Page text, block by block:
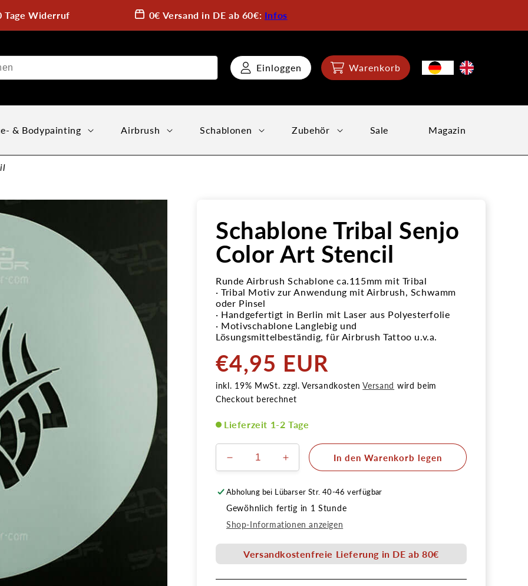
Tage Widerruf 0€ Versand in DE ab 60€: Infos
Einloggen Warenkorb
& Bodypainting Airbrush Schablonen Zubehör Sale Magazin
Schablone Tribal Senjo
Color Art Stencil
Runde Airbrush Schablone ca.115mm mit Tribal
· Tribal Motiv zur Anwendung mit Airbrush, Schwamm
oder Pinsel
· Handgefertigt in Berlin mit Laser aus Polyesterfolie
· Motivschablone Langlebig und
Lösungsmittelbeständig, für Airbrush Tattoo u.v.a.
Normaler
Preis
€4,95 EUR
inkl. 19% MwSt. zzgl. VersandkostenVersand wird beim
Checkout berechnet
Lieferzeit 1-2 Tage
Verringere
die
Menge
Schablone
Tribal
Color
Art
Erhöhe
die
Menge
Schablone
Tribal
Color
Art
In den Warenkorb legen
Abholung bei Lübarser Str. 40-46 verfügbar
Gewöhnlich fertig in 1 Stunde
Shop-Informationen anzeigen
Versandkostenfreie Lieferung in DE ab 80€